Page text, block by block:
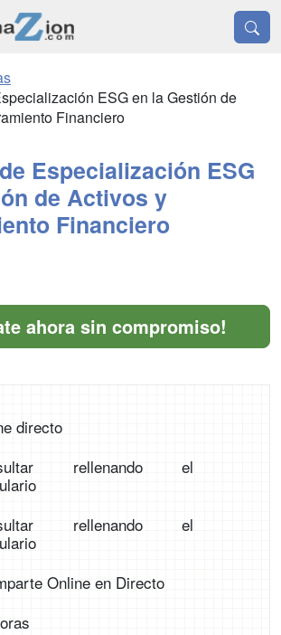
ESG en la Gestión de
Financiero
Especialización ESG
de Activos y
Financiero
ahora sin compromiso!
directo
rellenando el
rellenando el
Online en Directo